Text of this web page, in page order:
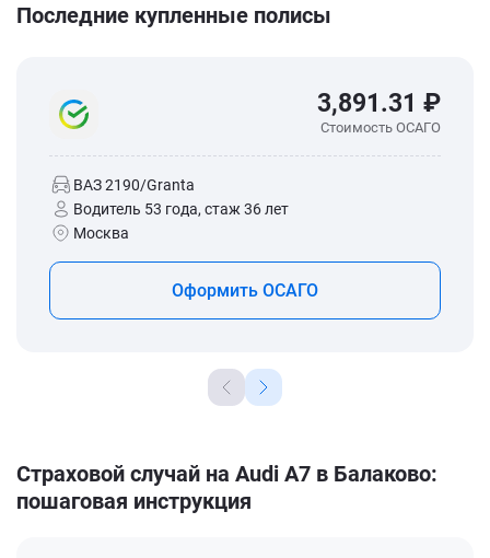
Последние купленные полисы
3,891.31 ₽
Стоимость ОСАГО
ВАЗ 2190/Granta
Водитель 53 года, стаж 36 лет
Москва
Оформить ОСАГО
Страховой случай на Audi A7 в Балаково:
пошаговая инструкция